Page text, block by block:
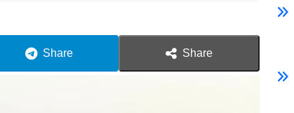
Share Share